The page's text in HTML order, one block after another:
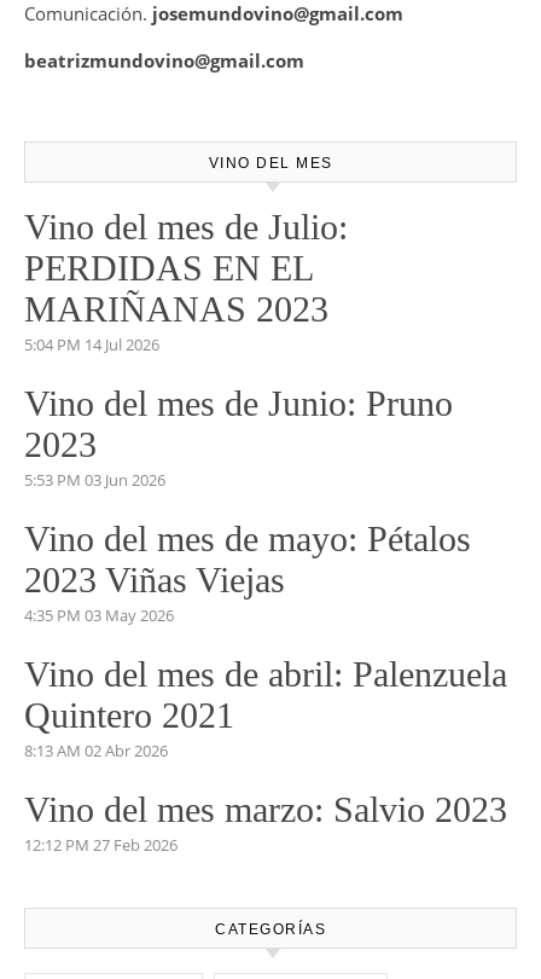
Comunicación. josemundovino@gmail.com
beatrizmundovino@gmail.com
VINO DEL MES
Vino del mes de Julio:
PERDIDAS EN EL
MARIÑANAS 2023
5:04 PM 14 Jul 2026
Vino del mes de Junio: Pruno
2023
5:53 PM 03 Jun 2026
Vino del mes de mayo: Pétalos
2023 Viñas Viejas
4:35 PM 03 May 2026
Vino del mes de abril: Palenzuela
Quintero 2021
8:13 AM 02 Abr 2026
Vino del mes marzo: Salvio 2023
12:12 PM 27 Feb 2026
CATEGORÍAS